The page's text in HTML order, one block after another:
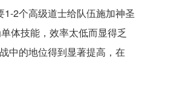
2个高级道士给队伍施加神圣
体技能，效率太低而显得乏
中的地位得到显著提高，在